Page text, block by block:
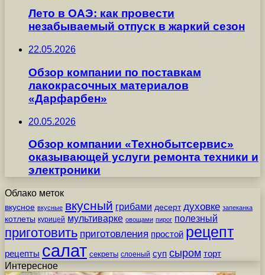
Лето в ОАЭ: как провести
незабываемый отпуск в жаркий сезон
22.05.2026
Обзор компании по поставкам
лакокрасочных материалов
«Дарфарбен»
20.05.2026
Обзор компании «Технобытсервис»
оказывающей услуги ремонта техники и
электроники
Облако меток
вкусное вкусные вкусный грибами десерт духовке запеканка
котлеты курицей мультиварке овощами пирог полезный
приготовить приготовления простой рецепт
рецепты салат секреты слоеный суп сыром торт
Интересное